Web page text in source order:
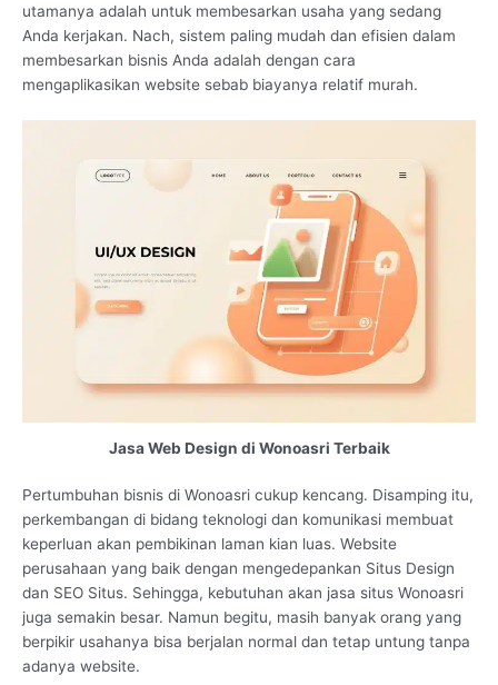
utamanya adalah untuk membesarkan usaha yang sedang
Anda kerjakan. Nach, sistem paling mudah dan efisien dalam
membesarkan bisnis Anda adalah dengan cara
mengaplikasikan website sebab biayanya relatif murah.
Jasa Web Design di Wonoasri Terbaik
Pertumbuhan bisnis di Wonoasri cukup kencang. Disamping itu,
perkembangan di bidang teknologi dan komunikasi membuat
keperluan akan pembikinan laman kian luas. Website
perusahaan yang baik dengan mengedepankan Situs Design
dan SEO Situs. Sehingga, kebutuhan akan jasa situs Wonoasri
juga semakin besar. Namun begitu, masih banyak orang yang
berpikir usahanya bisa berjalan normal dan tetap untung tanpa
adanya website.